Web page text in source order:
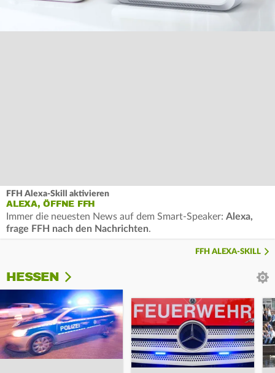
FFH Alexa-Skill aktivieren
ALEXA, ÖFFNE FFH
Immer die neuesten News auf dem Smart-Speaker: Alexa,
frage FFH nach den Nachrichten.
FFH ALEXA-SKILL
HESSEN